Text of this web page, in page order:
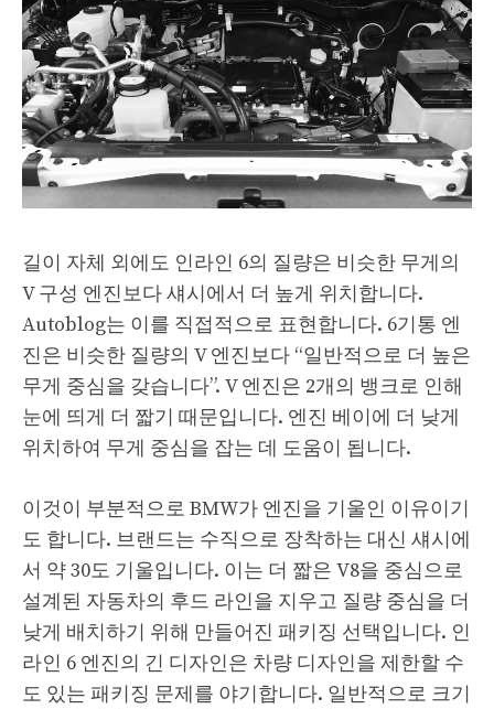
길이 자체 외에도 인라인 6의 질량은 비슷한 무게의
V 구성 엔진보다 섀시에서 더 높게 위치합니다.
Autoblog는 이를 직접적으로 표현합니다. 6기통 엔
진은 비슷한 질량의 V 엔진보다 “일반적으로 더 높은
무게 중심을 갖습니다”. V 엔진은 2개의 뱅크로 인해
눈에 띄게 더 짧기 때문입니다. 엔진 베이에 더 낮게
위치하여 무게 중심을 잡는 데 도움이 됩니다.
이것이 부분적으로 BMW가 엔진을 기울인 이유이기
도 합니다. 브랜드는 수직으로 장착하는 대신 섀시에
서 약 30도 기울입니다. 이는 더 짧은 V8을 중심으로
설계된 자동차의 후드 라인을 지우고 질량 중심을 더
낮게 배치하기 위해 만들어진 패키징 선택입니다. 인
라인 6 엔진의 긴 디자인은 차량 디자인을 제한할 수
도 있는 패키징 문제를 야기합니다. 일반적으로 크기